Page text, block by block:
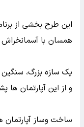
این طرح بخشی از
همسان با
یک سازه بزرگ،
و از این آپارتمان ها
ساخت وساز